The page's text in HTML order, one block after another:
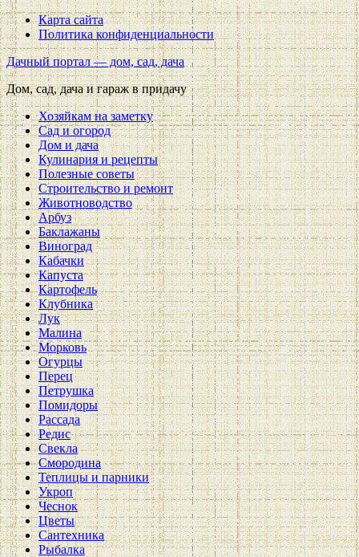
Карта сайта
Политика конфиденциальности
Дачный портал — дом, сад, дача
Дом, сад, дача и гараж в придачу
Хозяйкам на заметку
Сад и огород
Дом и дача
Кулинария и рецепты
Полезные советы
Строительство и ремонт
Животноводство
Арбуз
Баклажаны
Виноград
Кабачки
Капуста
Картофель
Клубника
Лук
Малина
Морковь
Огурцы
Перец
Петрушка
Помидоры
Рассада
Редис
Свекла
Смородина
Теплицы и парники
Укроп
Чеснок
Цветы
Сантехника
Рыбалка